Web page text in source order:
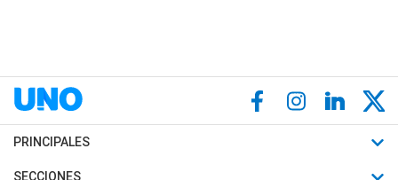
PRINCIPALES
Últimas Noticias
SECCIONES